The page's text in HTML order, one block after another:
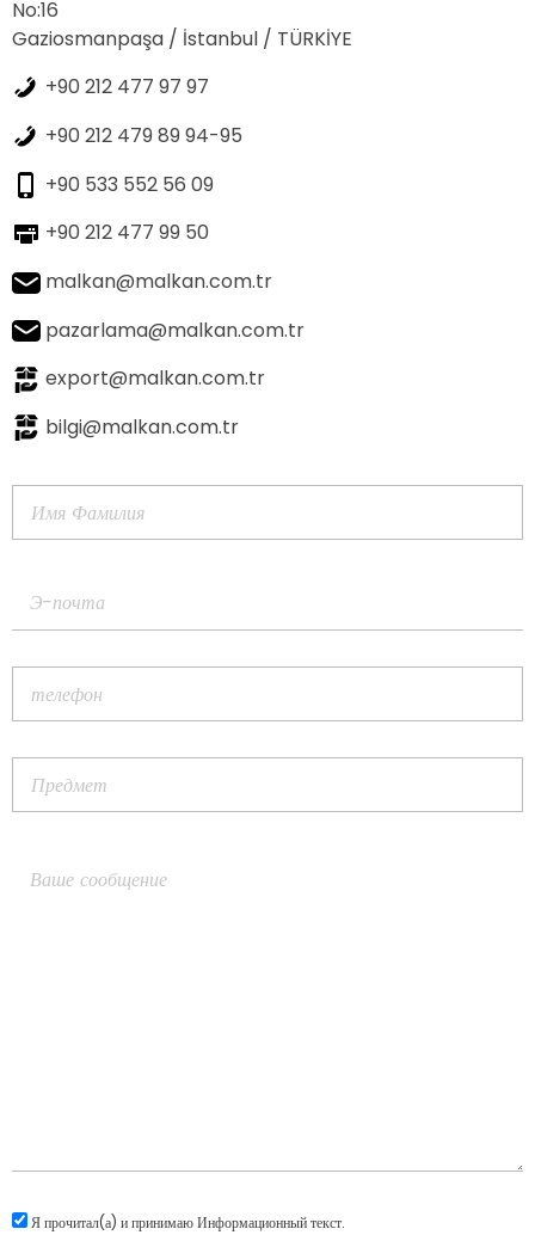
No:16
Gaziosmanpaşa / İstanbul / TÜRKİYE
+90 212 477 97 97
+90 212 479 89 94-95
+90 533 552 56 09
+90 212 477 99 50
malkan@malkan.com.tr
pazarlama@malkan.com.tr
export@malkan.com.tr
bilgi@malkan.com.tr
Я прочитал(а) и принимаюИнформационный текст.